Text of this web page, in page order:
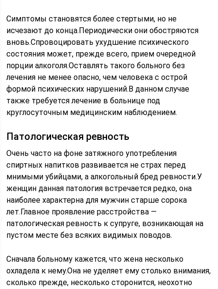
Симптомы становятся более стертыми, но не
исчезают до конца.Периодически они обостряются
вновь.Спровоцировать ухудшение психического
состояния может, прежде всего, прием очередной
порции алкоголя.Оставлять такого больного без
лечения не менее опасно, чем человека с острой
формой психических нарушений.В данном случае
также требуется лечение в больнице под
круглосуточным медицинским наблюдением.
Патологическая ревность
Очень часто на фоне затяжного употребления
спиртных напитков развивается не страх перед
мнимыми убийцами, а алкогольный бред ревности.У
женщин данная патология встречается редко, она
наиболее характерна для мужчин старше сорока
лет.Главное проявление расстройства —
патологическая ревность к супруге, возникающая на
пустом месте без всяких видимых поводов.
Сначала больному кажется, что жена несколько
охладела к нему.Она не уделяет ему столько внимания,
сколько прежде, несколько сторонится, неохотно